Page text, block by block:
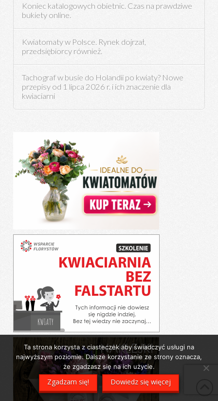
Koniec katalogowych obietnic. Czas na prawdziwe
bukiety online.
Kwiatomaty w Polsce. Rynek dojrzał,
przedsiębiorcy również.
Tachograf w busie do Holandii po kwiaty? Nowe
przepisy od 1 lipca 2026 r. i ich znaczenie dla
kwiaciarni
Ta strona korzysta z ciasteczek aby świadczyć usługi na
najwyższym poziomie. Dalsze korzystanie ze strony oznacza,
że zgadzasz się na ich użycie.
Zgadzam się! Dowiedz się więcej